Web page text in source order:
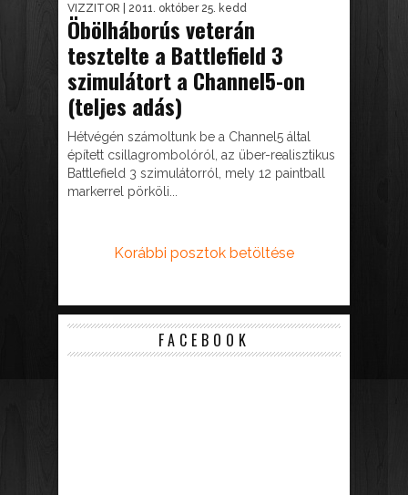
VIZZITOR | 2011. október 25. kedd
Öbölháborús veterán
tesztelte a Battlefield 3
szimulátort a Channel5-on
(teljes adás)
Hétvégén számoltunk be a Channel5 által
épített csillagrombolóról, az über-realisztikus
Battlefield 3 szimulátorról, mely 12 paintball
markerrel pörköli...
Korábbi posztok betöltése
FACEBOOK